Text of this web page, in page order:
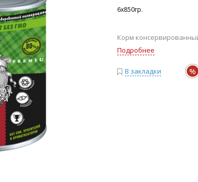
6х850гр.
Корм
Подробнее
В закладки %